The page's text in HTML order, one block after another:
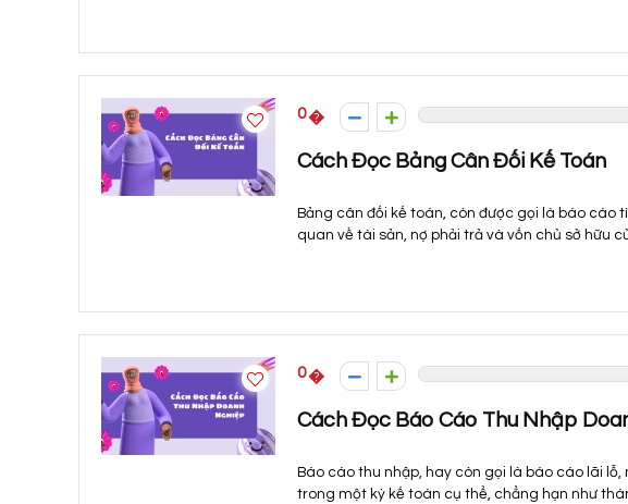
0
Cách Đọc Bảng Cân Đối Kế Toán
Bảng cân đối kế toán, còn được gọi là báo cáo
quan về tài sản, nợ phải trả và vốn chủ sở hữu
0
Cách Đọc Báo Cáo Thu Nhập
Báo cáo thu nhập, hay còn gọi là báo cáo lãi
trong một kỳ kế toán cụ thể, chẳng hạn như